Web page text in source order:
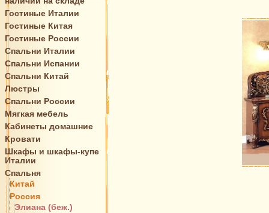
Гостиные Италии
Гостиные Китая
Гостиные России
Спальни Италии
Спальни Испании
Спальни Китай
Люстры
Спальни России
Мягкая мебель
Кабинеты домашние
Кровати
Шкафы и шкафы-купе
Италии
Спальня
Китай
Россия
Элиана (беж.)